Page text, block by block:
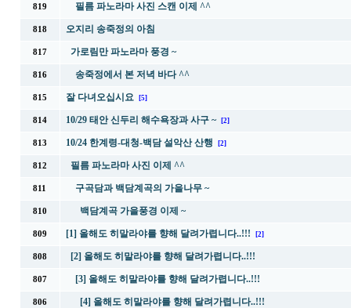
819 필름 파노라마 사진 스캔 이제 ^^
818 오지리 송죽정의 아침
817 가로림만 파노라마 풍경 ~
816 송죽정에서 본 저녁 바다 ^^
815 잘 다녀오십시요 [5]
814 10/29 태안 신두리 해수욕장과 사구 ~ [2]
813 10/24 한계령-대청-백담 설악산 산행 [2]
812 필름 파노라마 사진 이제 ^^
811 구곡담과 백담계곡의 가을나무 ~
810 백담계곡 가을풍경 이제 ~
809 [1] 올해도 히말라야를 향해 달려가렵니다..!!! [2]
808 [2] 올해도 히말라야를 향해 달려가렵니다..!!!
807 [3] 올해도 히말라야를 향해 달려가렵니다..!!!
806 [4] 올해도 히말라야를 향해 달려가렵니다..!!!